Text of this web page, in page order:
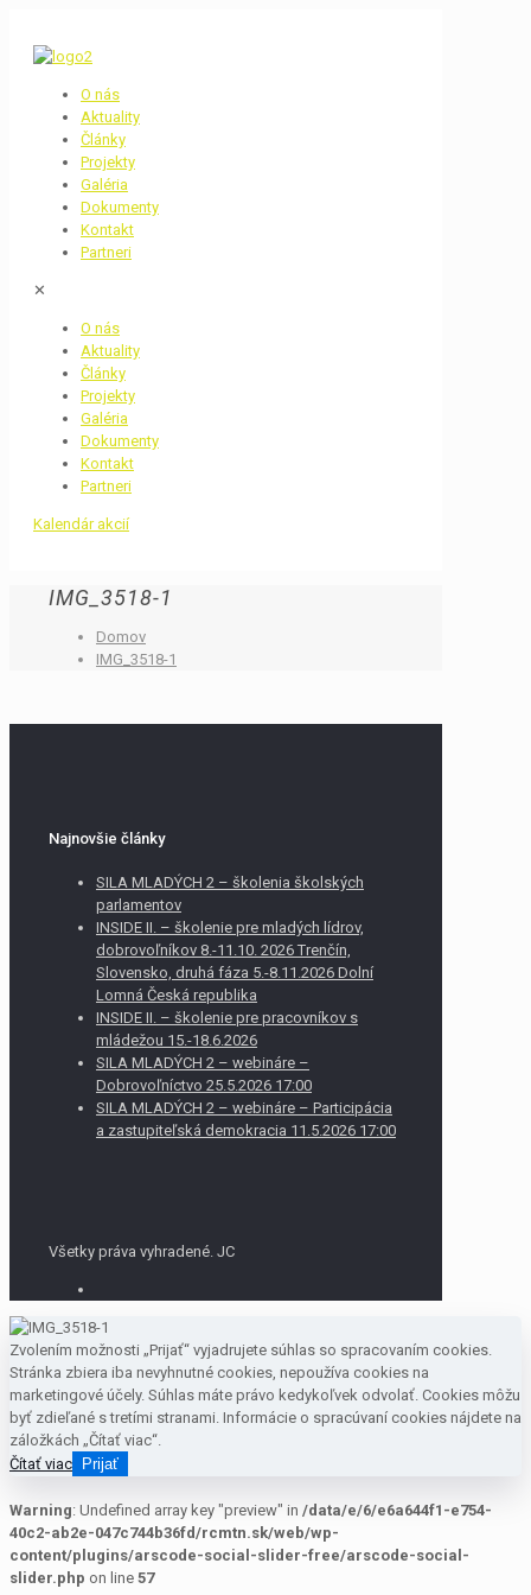
O nás
Aktuality
Články
Projekty
Galéria
Dokumenty
Kontakt
Partneri
✕
O nás
Aktuality
Články
Projekty
Galéria
Dokumenty
Kontakt
Partneri
Kalendár akcií
IMG_3518-1
Domov
IMG_3518-1
Najnovšie články
SILA MLADÝCH 2 – školenia školských
parlamentov
INSIDE II. – školenie pre mladých lídrov,
dobrovoľníkov 8.-11.10. 2026 Trenčín,
Slovensko, druhá fáza 5.-8.11.2026 Dolní
Lomná Česká republika
INSIDE II. – školenie pre pracovníkov s
mládežou 15.-18.6.2026
SILA MLADÝCH 2 – webináre –
Dobrovoľníctvo 25.5.2026 17:00
SILA MLADÝCH 2 – webináre – Participácia
a zastupiteľská demokracia 11.5.2026 17:00
Všetky práva vyhradené. JC
Zvolením možnosti „Prijať“ vyjadrujete súhlas so spracovaním cookies.
Stránka zbiera iba nevyhnutné cookies, nepoužíva cookies na
marketingové účely. Súhlas máte právo kedykoľvek odvolať. Cookies môžu
byť zdieľané s tretími stranami. Informácie o spracúvaní cookies nájdete na
záložkách „Čítať viac“.
Čítať viac Prijať
Warning: Undefined array key "preview" in /data/e/6/e6a644f1-e754-
40c2-ab2e-047c744b36fd/rcmtn.sk/web/wp-
content/plugins/arscode-social-slider-free/arscode-social-
slider.php on line 57